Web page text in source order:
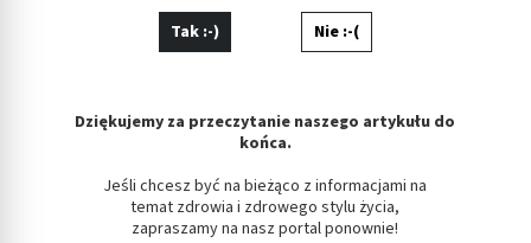
Tak :-) Nie :-(
Dziękujemy za przeczytanie naszego artykułu do
końca.
Jeśli chcesz być na bieżąco z informacjami na
temat zdrowia i zdrowego stylu życia,
zapraszamy na nasz portal ponownie!